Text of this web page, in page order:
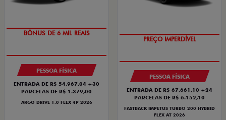
TAXA ZERO
PESSOA FÍSICA
ENTRADA DE R$ 54.967,04 +30
PARCELAS DE R$ 1.379,00
ARGO DRIVE 1.0 FLEX 4P 2026
OPORTUNIDADE
PESSOA FÍSICA
ENTRADA DE R$ 67.661,10 +24
PARCELAS DE R$ 6.152,10
FASTBACK IMPETUS TURBO 200 HYBRID
FLEX AT 2026